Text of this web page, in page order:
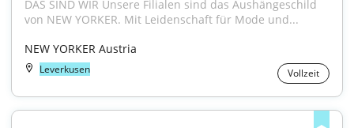
DAS SIND WIR Unsere Filialen sind das Aushängeschild
von NEW YORKER. Mit Leidenschaft für Mode und...
NEW YORKER Austria
Leverkusen Vollzeit